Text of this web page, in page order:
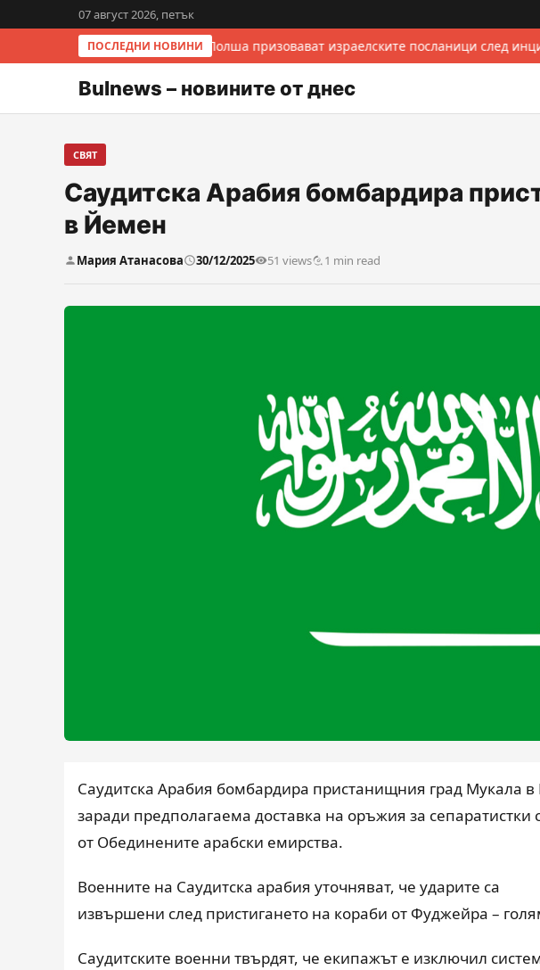
07 август 2026, петък
ПОСЛЕДНИ НОВИНИ
Италия и Полша призовават израелските посланици след
Bulnews – новините от днес
СВЯТ
Саудитска Арабия бомбардира
в Йемен
Мария Атанасова 30/12/2025 51 views 1 min read
Саудитска Арабия бомбардира пристанищния град Мукала
заради предполагаема доставка на оръжия за сепаратистки
от Обединените арабски емирства.
Военните на Саудитска арабия уточняват, че ударите са
извършени след пристигането на кораби от Фуджейра –
Саудитските военни твърдят, че екипажът е изключил